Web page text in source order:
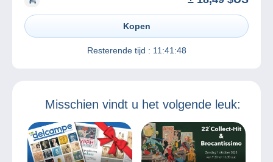
Kopen
Resterende tijd : 11:41:48
Misschien vindt u het volgende leuk: